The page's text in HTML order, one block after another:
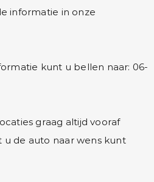
informatie in onze
kunt u bellen naar: 06-
graag altijd vooraf
de auto naar wens kunt